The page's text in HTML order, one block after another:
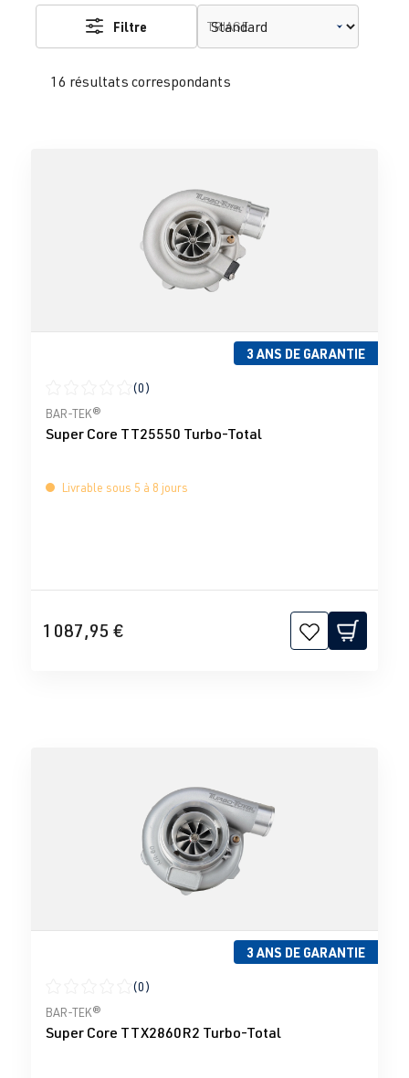
16 résultats correspondants
Filtre TRIAGE
3 ANS DE GARANTIE
Note moyenne de 0 sur 5 étoiles
(0)
BAR-TEK®
Super Core TT25550 Turbo-Total
Livrable sous 5 à 8 jours
1 087,95 €
3 ANS DE GARANTIE
Note moyenne de 0 sur 5 étoiles
(0)
BAR-TEK®
Super Core TTX2860R2 Turbo-Total